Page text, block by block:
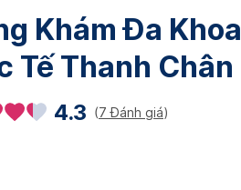
Khám Đa Khoa
Tế Thanh Chân
4.3 (7 Đánh giá)